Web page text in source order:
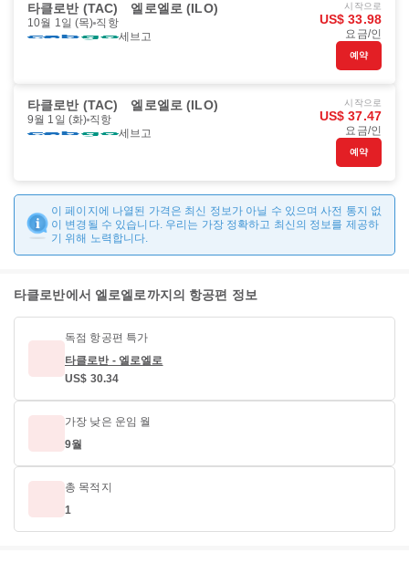
타클로반 (TAC) 엘로엘로 (ILO)
10월 1일 (목) 직항
세브고
시작으로
US$ 33.98
요금/인
예약
타클로반 (TAC) 엘로엘로 (ILO)
9월 1일 (화) 직항
세브고
시작으로
US$ 37.47
요금/인
예약
이 페이지에 나열된 가격은 최신 정보가 아닐 수 있으며 사전 통지 없
이 변경될 수 있습니다. 우리는 가장 정확하고 최신의 정보를 제공하
기 위해 노력합니다.
타클로반에서 엘로엘로까지의 항공편 정보
독점 항공편 특가
타클로반 - 엘로엘로
US$ 30.34
가장 낮은 운임 월
9월
총 목적지
1